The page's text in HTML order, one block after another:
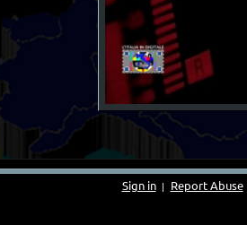
Sign in | Report Abuse